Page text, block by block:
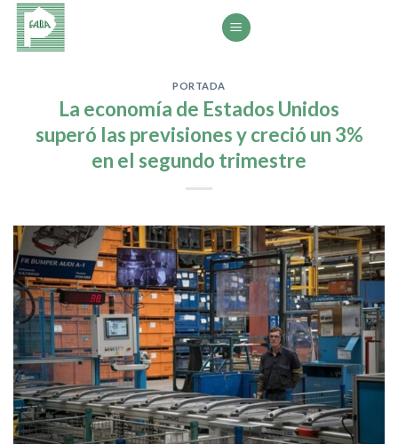
Saltar
contenido
PORTADA
La economía de Estados Unidos
superó las previsiones y creció un 3%
en el segundo trimestre